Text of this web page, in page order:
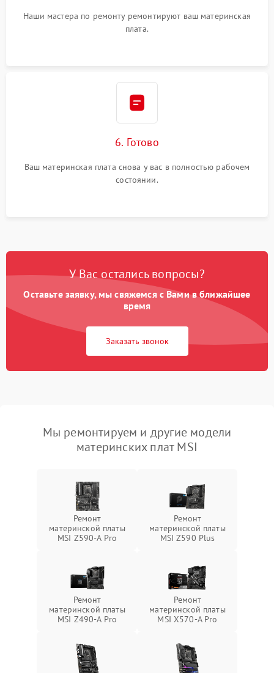
Наши мастера по ремонту ремонтируют ваш материнская
плата.
6. Готово
Ваш материнская плата снова у вас в полностью рабочем
состоянии.
У Вас остались вопросы?
Оставьте заявку, мы свяжемся с Вами в ближайшее
время
Заказать звонок
Мы ремонтируем и другие модели
материнских плат MSI
Ремонт
материнской платы
MSI Z590-A Pro
Ремонт
материнской платы
MSI Z590 Plus
Ремонт
материнской платы
MSI Z490-A Pro
Ремонт
материнской платы
MSI X570-A Pro